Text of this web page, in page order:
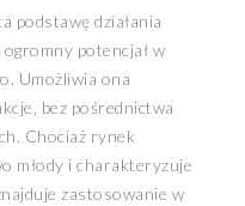
podstawę działania
potencjał w
Umożliwia ona
bez pośrednictwa
Chociaż rynek
młody i charakteryzuje
zastosowanie w